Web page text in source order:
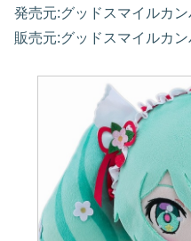
発売元:グッドスマイルカン
販売元:グッドスマイルカ